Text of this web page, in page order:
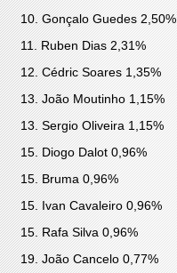
10. Gonçalo Guedes 2,50%
11. Ruben Dias 2,31%
12. Cédric Soares 1,35%
13. João Moutinho 1,15%
13. Sergio Oliveira 1,15%
15. Diogo Dalot 0,96%
15. Bruma 0,96%
15. Ivan Cavaleiro 0,96%
15. Rafa Silva 0,96%
19. João Cancelo 0,77%